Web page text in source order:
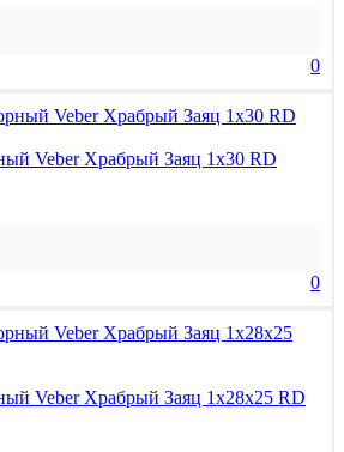
0
Veber Храбрый Заяц 1х30 RD
0
Veber Храбрый Заяц 1x28x25 RD